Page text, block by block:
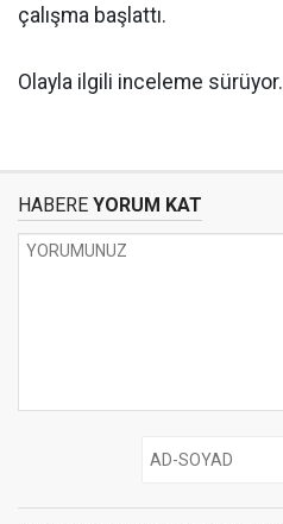
çalışma başlattı.
Olayla ilgili inceleme sürüyor.
HABERE YORUM KAT